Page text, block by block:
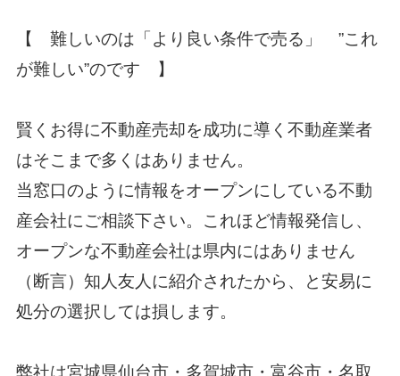
【 難しいのは「より良い条件で売る」 ”これ
が難しい”のです 】
賢くお得に不動産売却を成功に導く不動産業者
はそこまで多くはありません。
当窓口のように情報をオープンにしている不動
産会社にご相談下さい。これほど情報発信し、
オープンな不動産会社は県内にはありません
（断言）知人友人に紹介されたから、と安易に
処分の選択しては損します。
弊社は宮城県仙台市・多賀城市・富谷市・名取